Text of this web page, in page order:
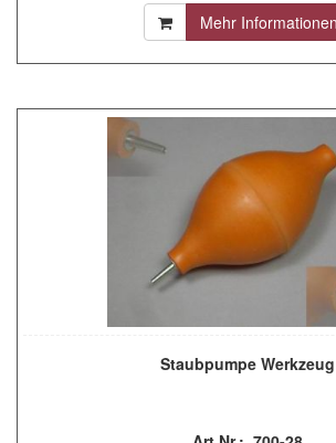
Mehr Informationen
Staubpumpe Werkzeug